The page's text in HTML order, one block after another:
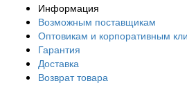
Информация
Возможным поставщикам
Оптовикам и корпоративным
Гарантия
Доставка
Возврат товара